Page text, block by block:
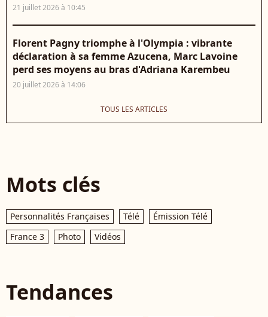
21 juillet 2026 à 10:45
Florent Pagny triomphe à l'Olympia : vibrante
déclaration à sa femme Azucena, Marc Lavoine
perd ses moyens au bras d'Adriana Karembeu
20 juillet 2026 à 14:06
TOUS LES ARTICLES
Mots clés
Personnalités Françaises Télé
Émission Télé
France 3
Photo Vidéos
Tendances